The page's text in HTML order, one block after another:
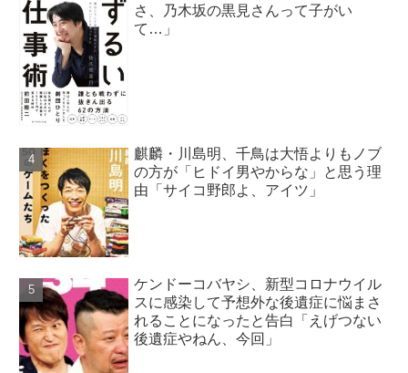
さ、乃木坂の黒見さんって子がい
て…」
麒麟・川島明、千鳥は大悟よりもノブ
の方が「ヒドイ男やからな」と思う理
由「サイコ野郎よ、アイツ」
ケンドーコバヤシ、新型コロナウイル
スに感染して予想外な後遺症に悩まさ
れることになったと告白「えげつない
後遺症やねん、今回」